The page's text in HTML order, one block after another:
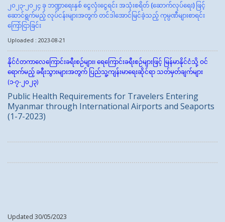
၂၀၂၃- ၂၀၂၄ ခု ဘဏ္ဍာရေးနှစ် ငွေလုံးငွေရင်း အသုံးစရိတ် (ဆောက်လုပ်ရေး) ဖြင့်
ဆောင်ရွက်မည့် လုပ်ငန်းများအတွက် တင်ဒါအောင်မြင်ခဲ့သည့် ကုမ္ပဏီများစာရင်း
ကြော်ငြာခြင်း
Uploaded : 2023-08-21
နိုင်ငံတကာလေကြောင်းခရီးစဉ်များ၊ ရေကြောင်းခရီးစဉ်များဖြင့် မြန်မာနိုင်ငံသို့ ဝင်
ရောက်မည့် ခရီးသွားများအတွက် ပြည်သူ့ကျန်းမာရေးဆိုင်ရာ သတ်မှတ်ချက်များ
(၁-၇-၂၀၂၃)
Public Health Requirements for Travelers Entering
Myanmar through International Airports and Seaports
(1-7-2023)
Updated 30/05/2023